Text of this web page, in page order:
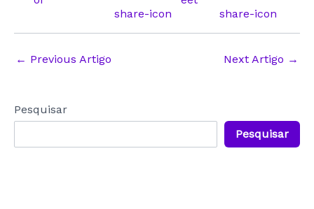
Post
← Previous Artigo Next Artigo →
Pesquisar
Pesquisar